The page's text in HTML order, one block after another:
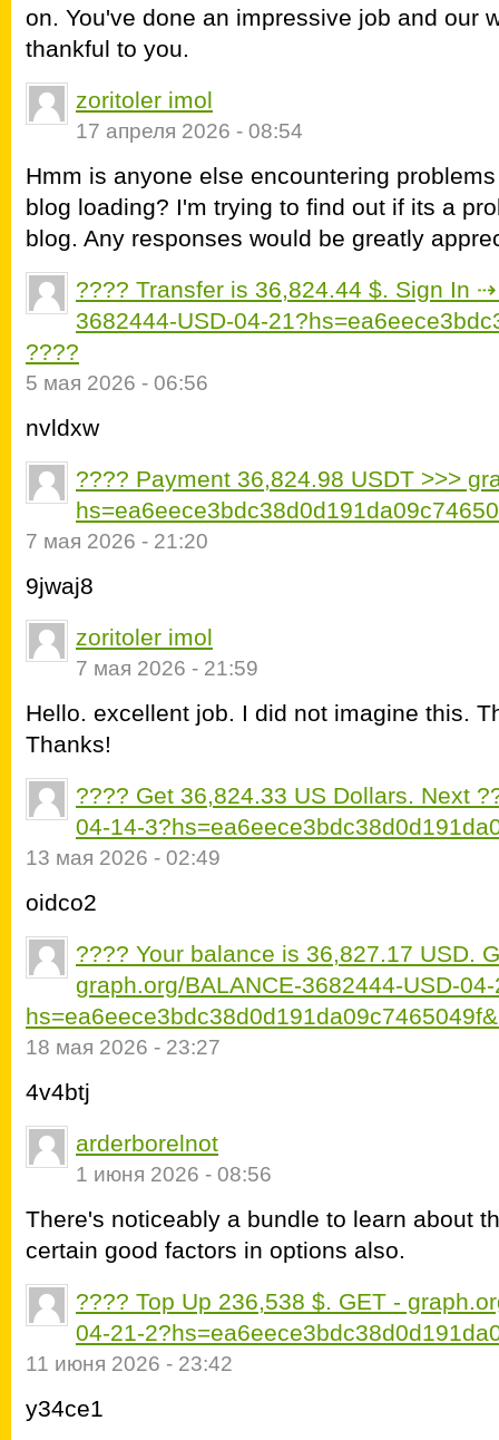
on. You've done an impressive job and our
thankful to you.
zoritoler imol
17 апреля 2026 - 08:54
Hmm is anyone else encountering
blog loading? I'm trying to find out if its a
blog. Any responses would be greatly
???? Transfer is 36,824.44 $. Sign In
3682444-USD-04-
????
5 мая 2026 - 06:56
nvldxw
???? Payment 36,824.98 USDT >>>
7 мая 2026 - 21:20
9jwaj8
zoritoler imol
7 мая 2026 - 21:59
Hello. excellent job. I did not imagine this.
Thanks!
???? Get 36,824.33 US Dollars. Next
04-14-
13 мая 2026 - 02:49
oidco2
???? Your balance is 36,827.17 USD.
graph.org/BALANCE-3682444-USD-
18 мая 2026 - 23:27
4v4btj
arderborelnot
1 июня 2026 - 08:56
There's noticeably a bundle to learn about
certain good factors in options also.
???? Top Up 236,538 $. GET -
04-21-
11 июня 2026 - 23:42
y34ce1